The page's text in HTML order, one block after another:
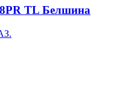
TL Белшина